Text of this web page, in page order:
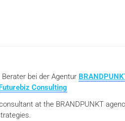
bei der Agentur
Consulting
at the BRANDPUNKT